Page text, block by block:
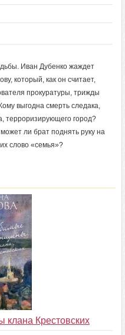
Иван Дубенко жаждет
который, как он считает,
прокуратуры, трижды
выгодна смерть следака,
терроризирующего город?
ли брат поднять руку на
слово «семья»?
Крестовских